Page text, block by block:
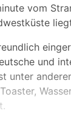
vom
und
unter